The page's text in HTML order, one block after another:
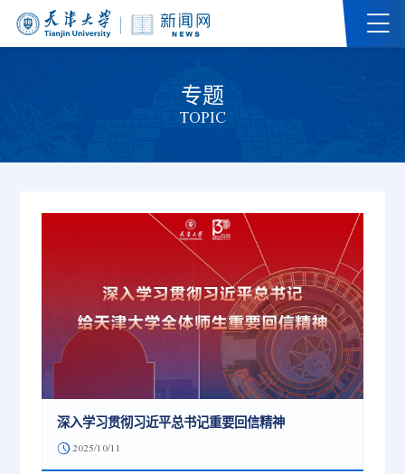
专题
TOPIC
深入学习贯彻习近平总书记重要回信精神
2025/10/11